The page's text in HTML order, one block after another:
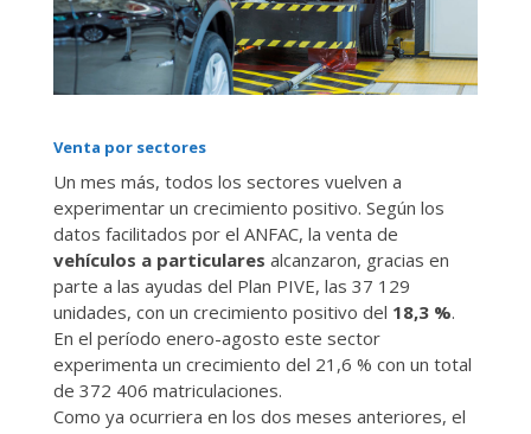
Venta por sectores
Un mes más, todos los sectores vuelven a
experimentar un crecimiento positivo. Según los
datos facilitados por el ANFAC, la venta de
vehículos a particulares alcanzaron, gracias en
parte a las ayudas del Plan PIVE, las 37 129
unidades, con un crecimiento positivo del 18,3 %.
En el período enero-agosto este sector
experimenta un crecimiento del 21,6 % con un total
de 372 406 matriculaciones.
Como ya ocurriera en los dos meses anteriores, el